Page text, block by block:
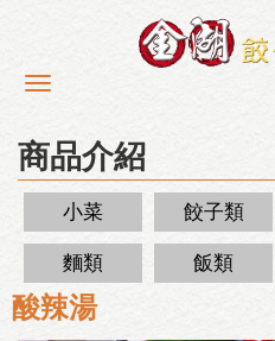
商品介紹
小菜 餃子類
麵類 飯類
酸辣湯